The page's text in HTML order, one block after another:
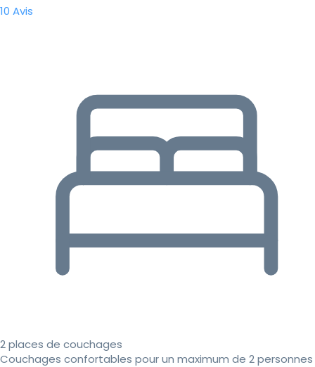
10 Avis
2 places de couchages
Couchages confortables pour un maximum de 2 personnes